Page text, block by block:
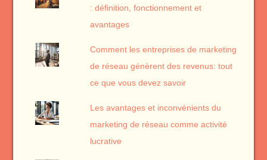
: définition, fonctionnement et
avantages
Comment les entreprises de marketing
de réseau génèrent des revenus: tout
ce que vous devez savoir
Les avantages et inconvénients du
marketing de réseau comme activité
lucrative